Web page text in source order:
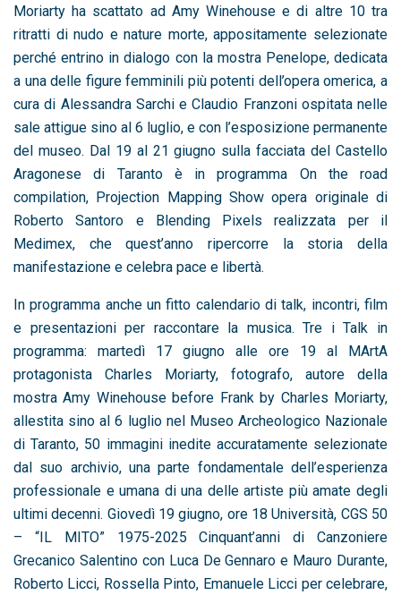
Moriarty ha scattato ad Amy Winehouse e di altre 10 tra
ritratti di nudo e nature morte, appositamente selezionate
perché entrino in dialogo con la mostra Penelope, dedicata
a una delle figure femminili più potenti dell’opera omerica, a
cura di Alessandra Sarchi e Claudio Franzoni ospitata nelle
sale attigue sino al 6 luglio, e con l’esposizione permanente
del museo. Dal 19 al 21 giugno sulla facciata del Castello
Aragonese di Taranto è in programma On the road
compilation, Projection Mapping Show opera originale di
Roberto Santoro e Blending Pixels realizzata per il
Medimex, che quest’anno ripercorre la storia della
manifestazione e celebra pace e libertà.
In programma anche un fitto calendario di talk, incontri, film
e presentazioni per raccontare la musica. Tre i Talk in
programma: martedì 17 giugno alle ore 19 al MArtA
protagonista Charles Moriarty, fotografo, autore della
mostra Amy Winehouse before Frank by Charles Moriarty,
allestita sino al 6 luglio nel Museo Archeologico Nazionale
di Taranto, 50 immagini inedite accuratamente selezionate
dal suo archivio, una parte fondamentale dell’esperienza
professionale e umana di una delle artiste più amate degli
ultimi decenni. Giovedì 19 giugno, ore 18 Università, CGS 50
– “IL MITO” 1975-2025 Cinquant’anni di Canzoniere
Grecanico Salentino con Luca De Gennaro e Mauro Durante,
Roberto Licci, Rossella Pinto, Emanuele Licci per celebrare,